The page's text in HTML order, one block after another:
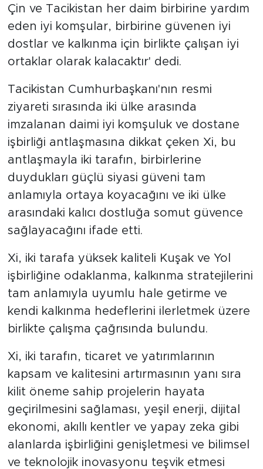
Çin ve Tacikistan her daim birbirine yardım
eden iyi komşular, birbirine güvenen iyi
dostlar ve kalkınma için birlikte çalışan iyi
ortaklar olarak kalacaktır' dedi.
Tacikistan Cumhurbaşkanı'nın resmi
ziyareti sırasında iki ülke arasında
imzalanan daimi iyi komşuluk ve dostane
işbirliği antlaşmasına dikkat çeken Xi, bu
antlaşmayla iki tarafın, birbirlerine
duydukları güçlü siyasi güveni tam
anlamıyla ortaya koyacağını ve iki ülke
arasındaki kalıcı dostluğa somut güvence
sağlayacağını ifade etti.
Xi, iki tarafa yüksek kaliteli Kuşak ve Yol
işbirliğine odaklanma, kalkınma stratejilerini
tam anlamıyla uyumlu hale getirme ve
kendi kalkınma hedeflerini ilerletmek üzere
birlikte çalışma çağrısında bulundu.
Xi, iki tarafın, ticaret ve yatırımlarının
kapsam ve kalitesini artırmasının yanı sıra
kilit öneme sahip projelerin hayata
geçirilmesini sağlaması, yeşil enerji, dijital
ekonomi, akıllı kentler ve yapay zeka gibi
alanlarda işbirliğini genişletmesi ve bilimsel
ve teknolojik inovasyonu teşvik etmesi